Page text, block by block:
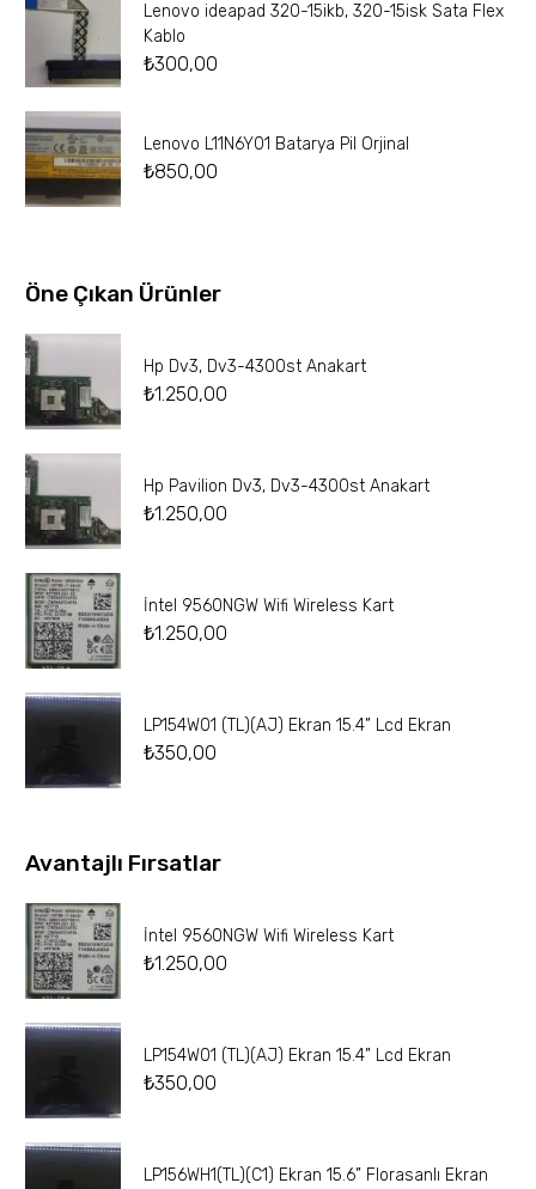
Lenovo ideapad 320-15ikb, 320-15isk Sata Flex
Kablo
₺300,00
Lenovo L11N6Y01 Batarya Pil Orjinal
₺850,00
Öne Çıkan Ürünler
Hp Dv3, Dv3-4300st Anakart
₺1.250,00
Hp Pavilion Dv3, Dv3-4300st Anakart
₺1.250,00
İntel 9560NGW Wifi Wireless Kart
₺1.250,00
LP154W01 (TL)(AJ) Ekran 15.4” Lcd Ekran
₺350,00
Avantajlı Fırsatlar
İntel 9560NGW Wifi Wireless Kart
₺1.250,00
LP154W01 (TL)(AJ) Ekran 15.4” Lcd Ekran
₺350,00
LP156WH1(TL)(C1) Ekran 15.6” Florasanlı Ekran